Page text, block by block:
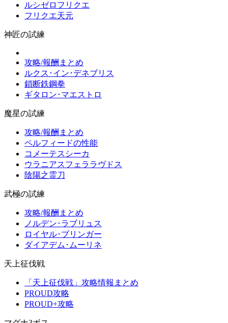
ルシゼロフリクエ
フリクエ天元
神匠の試練
攻略/報酬まとめ
ルクス･イン･デネブリス
鎖断鉄鋼拳
ギタロン･マエストロ
魔星の試練
攻略/報酬まとめ
ペルフィードの性能
コメーテスシーカ
ウラニアスフェララヴドス
陰陽之霊刀
武極の試練
攻略/報酬まとめ
ノルデン･ラブリュス
ロイヤル･ブリンガー
ダイアデム･ムーリネ
天上征伐戦
「天上征伐戦」攻略情報まとめ
PROUD攻略
PROUD+攻略